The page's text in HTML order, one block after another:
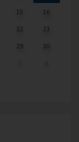
15
16
22
23
29
30